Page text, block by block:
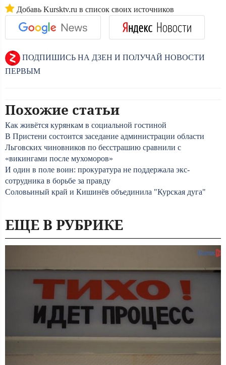
Добавь Kursktv.ru в список своих источников
ПОДПИШИСЬ НА ДЗЕН И ПОЛУЧАЙ НОВОСТИ
ПЕРВЫМ
Похожие статьи
Как живётся курянкам в социальной гостиной
В Пристени состоится заседание администрации области
Льговских чиновников по бесстрашию сравнили с
«викингами после мухоморов»
И один в поле воин: прокуратура не поддержала экс-
сотрудника в борьбе за правду
Соловьиный край и Кишинёв объединила "Курская дуга"
ЕЩЕ В РУБРИКЕ